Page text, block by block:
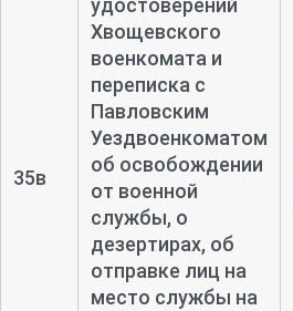
35в
удостоверений
Хвощевского
военкомата и
переписка с
Павловским
Уездвоенкоматом
об освобождении
от военной
службы, о
дезертирах, об
отправке лиц на
место службы на